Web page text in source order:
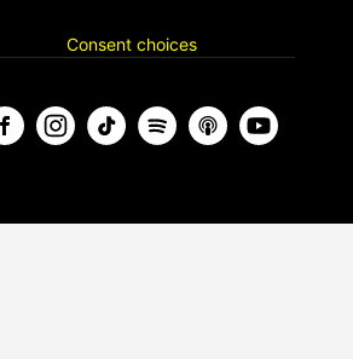
Consent choices